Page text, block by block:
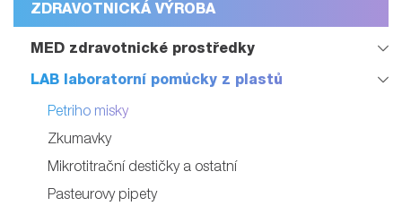
ZDRAVOTNICKÁ VÝROBA
MED zdravotnické prostředky
LAB laboratorní pomůcky z plastů
Petriho misky
Zkumavky
Mikrotitrační destičky a ostatní
Pasteurovy pipety